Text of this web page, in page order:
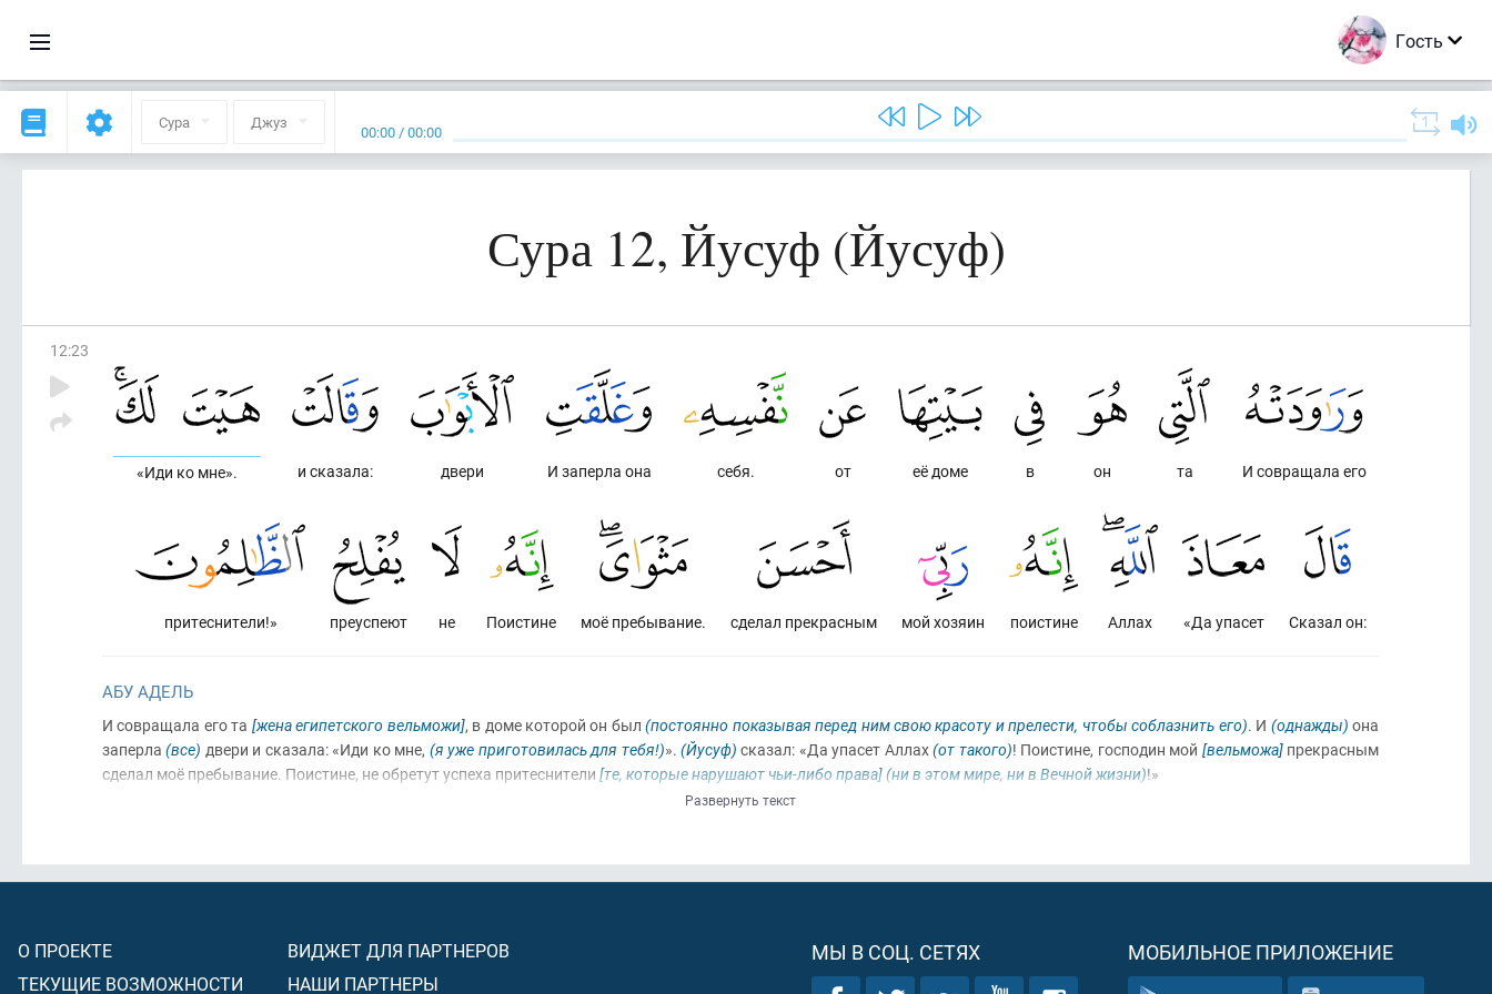
Гость
Сура Джуз 00:00 /00:00
Сура 12, Йусуф (Йусуф)
12:23
И совращала его
та
он
в
её доме
от
себя.
И заперла она
двери
и сказала:
«Иди ко мне».
Сказал он:
«Да упасет
Аллах
поистине
мой хозяин
сделал прекрасным
моё пребывание.
Поистине
не
преуспеют
притеснители!»
АБУ АДЕЛЬ
И совращала его та [жена египетского вельможи], в доме которой он был(постоянно показывая перед ним свою красоту и прелести, чтобы соблазнить его). И (однажды) она
заперла(все) двери и сказала: «Иди ко мне, (я уже приготовилась для тебя!)». (Йусуф) сказал: «Да упасет Аллах(от такого)! Поистине, господин мой [вельможа]прекрасным
сделал моё пребывание. Поистине, не обретут успеха притеснители [те, которые нарушают чьи-либо права] (ни в этом мире, ни в Вечной жизни)!»
Развернуть текст
О ПРОЕКТЕ
ТЕКУЩИЕ ВОЗМОЖНОСТИ
ВИДЖЕТ ДЛЯ ПАРТНЕРОВ
НАШИ ПАРТНЕРЫ
МЫ В СОЦ. СЕТЯХ МОБИЛЬНОЕ ПРИЛОЖЕНИЕ